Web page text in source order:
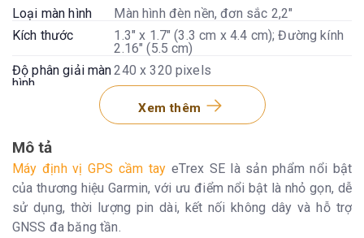
Loại màn hình
Màn hình đèn nền, đơn sắc 2,2"
Kích thước
1.3" x 1.7" (3.3 cm x 4.4 cm); Đường kính
2.16" (5.5 cm)
Độ phân giải màn
hình
240 x 320 pixels
2 pin AA (không bao gồm)
168 giờ ở chế độ tiêu chuẩn; 1.800 giờ ở
Bộ nhớ/Lịch sử
28 MB
Giao diện
USB-C
Bản đồ và Bộ nhớ
Xem thêm
Mô tả
Máy định vị GPS cầm tay eTrex SE là sản phẩm nổi bật
của thương hiệu Garmin, với ưu điểm nổi bật là nhỏ gọn, dễ
sử dụng, thời lượng pin dài, kết nối không dây và hỗ trợ
GNSS đa băng tần.